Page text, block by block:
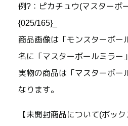
例?：ピカチュウ(マスターボ
{025/165}_
商品画像は「モンスターボー
名に「マスターボールミラー
実物の商品は「マスターボー
なります。
【未開封商品について(ボッ